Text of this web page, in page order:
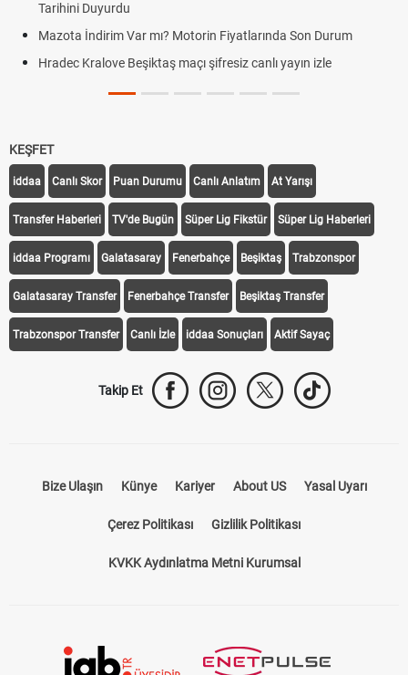
Tarihini Duyurdu
Mazota İndirim Var mı? Motorin Fiyatlarında Son Durum
Hradec Kralove Beşiktaş maçı şifresiz canlı yayın izle
KEŞFET
iddaa Canlı Skor Puan Durumu Canlı Anlatım At Yarışı
Transfer Haberleri TV'de Bugün Süper Lig Fikstür Süper Lig Haberleri
iddaa Programı Galatasaray Fenerbahçe Beşiktaş Trabzonspor
Galatasaray Transfer Fenerbahçe Transfer Beşiktaş Transfer
Trabzonspor Transfer Canlı İzle iddaa Sonuçları Aktif Sayaç
Takip Et
Bize Ulaşın Künye Kariyer About US Yasal Uyarı
Çerez Politikası Gizlilik Politikası
KVKK Aydınlatma Metni Kurumsal